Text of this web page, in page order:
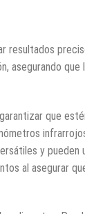
resultados
asegurando que
que
y pueden
al asegurar